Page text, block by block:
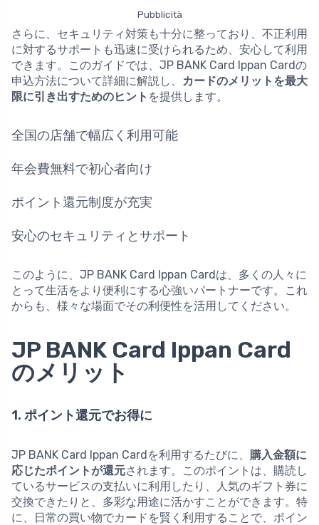
Pubblicità
さらに、セキュリティ対策も十分に整っており、不正利用
に対するサポートも迅速に受けられるため、安心して利用
できます。このガイドでは、JP BANK Card Ippan Cardの
申込方法について詳細に解説し、 カードのメリットを最大
限に引き出すためのヒント を提供します。
全国の店舗で幅広く利用可能
年会費無料で初心者向け
ポイント還元制度が充実
安心のセキュリティとサポート
このように、JP BANK Card Ippan Cardは、多くの人々に
とって生活をより便利にする心強いパートナーです。これ
からも、様々な場面でその利便性を活用してください。
JP BANK Card Ippan Card
のメリット
1. ポイント還元でお得に
JP BANK Card Ippan Cardを利用するたびに、 購入金額に
応じたポイントが還元されます。このポイントは、購読し
ているサービスの支払いに利用したり、人気のギフト券に
交換できたりと、多彩な用途に活かすことができます。特
に、日常の買い物でカードを賢く利用することで、ポイン